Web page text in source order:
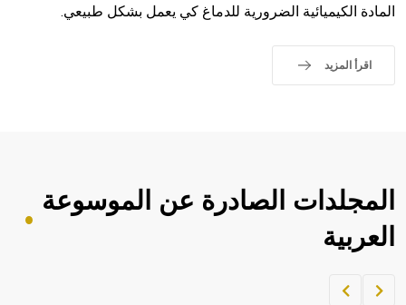
المادة الكيميائية الضرورية للدماغ كي يعمل بشكل طبيعي.
اقرأ المزيد
المجلدات الصادرة عن الموسوعة
العربية